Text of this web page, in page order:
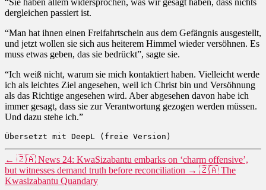
dergleichen passiert ist.
“Man hat ihnen einen Freifahrtschein aus dem Gefängnis ausgestellt,
und jetzt wollen sie sich aus heiterem Himmel wieder versöhnen. Es
muss etwas geben, das sie bedrückt”, sagte sie.
“Ich weiß nicht, warum sie mich kontaktiert haben. Vielleicht werde
ich als leichtes Ziel angesehen, weil ich Christ bin und Versöhnung
als das Richtige angesehen wird. Aber abgesehen davon habe ich
immer gesagt, dass sie zur Verantwortung gezogen werden müssen.
Und dazu stehe ich.”
Übersetzt mit DeepL (freie Version)
← 🇿🇦 News 24: KwaSizabantu embarks on ‘charm offensive’,
but witnesses demand truth before reconciliation → 🇿🇦 The
Kwasizabantu Quandary